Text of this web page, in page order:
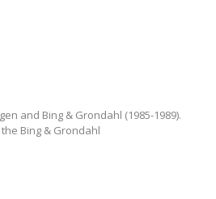
and Bing & Grondahl (1985-1989).
Bing & Grondahl